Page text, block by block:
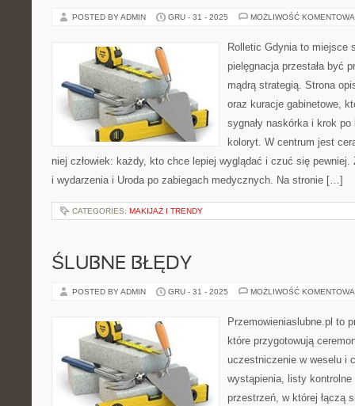
POSTED BY ADMIN GRU - 31 - 2025 MOŻLIWOŚĆ
Rolletic Gdynia to miejsce
pielęgnacja przestała być
mądrą strategią. Strona
oraz kuracje gabinetowe,
sygnały naskórka i krok po
koloryt. W centrum jest
niej człowiek: każdy, kto chce lepiej wyglądać i czuć się
i wydarzenia i Uroda po zabiegach medycznych. Na stronie […]
CATEGORIES: MAKIJAŻ I TRENDY
ŚLUBNE BŁĘDY
POSTED BY ADMIN GRU - 31 - 2025 MOŻLIWOŚĆ
Przemowieniaslubne.pl to
które przygotowują
uczestniczenie w weselu i
wystąpienia, listy kontrolne
przestrzeń, w której łączą